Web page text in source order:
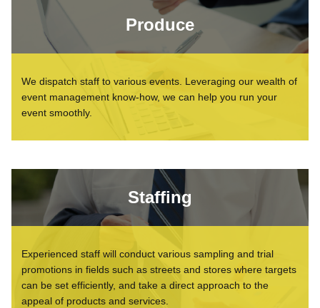
Produce
We dispatch staff to various events. Leveraging our wealth of
event management know-how, we can help you run your
event smoothly.
Staffing
Experienced staff will conduct various sampling and trial
promotions in fields such as streets and stores where targets
can be set efficiently, and take a direct approach to the
appeal of products and services.